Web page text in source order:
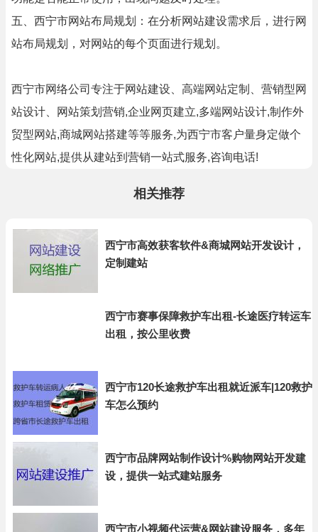
五、西宁市网站布局规划：在分析网站建设需求后，进行网
站布局规划，对网站的每个页面进行规划。
西宁市网络公司专注于网站建设、高端网站定制、营销型网
站设计、网站策划营销,企业网页建立,多端网站设计,制作外
贸型网站,商城网站搭建等等服务,为西宁市客户量身定做个
性化网站,提供从建站到营销一站式服务,咨询电话!
相关推荐
西宁市高效获客软件&商城网站开发设计，
定制建站
西宁市赛事保障救护车出租-长途医疗转运车
出租，按公里收费
西宁市120长途救护车出租就近派车|120救护
车怎么预约
西宁市品牌网站制作设计%购物网站开发建
设，提供一站式建站服务
西宁市小视频代运营&网站建设服务，多年